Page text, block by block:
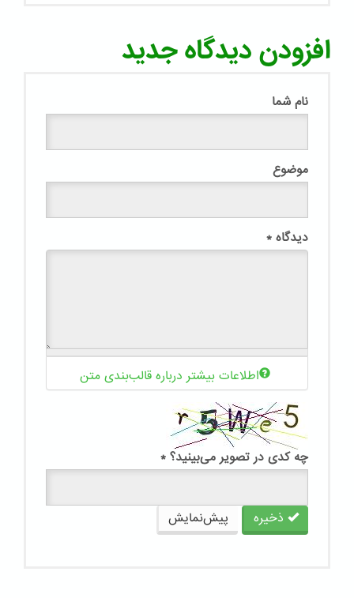
افزودن دیدگاه جدید
نام شما
موضوع
دیدگاه *
اطلاعات بیشتر درباره قالب‌بندی متن
چه کدی در تصویر می‌بینید؟ *
ذخیره پیش‌نمایش